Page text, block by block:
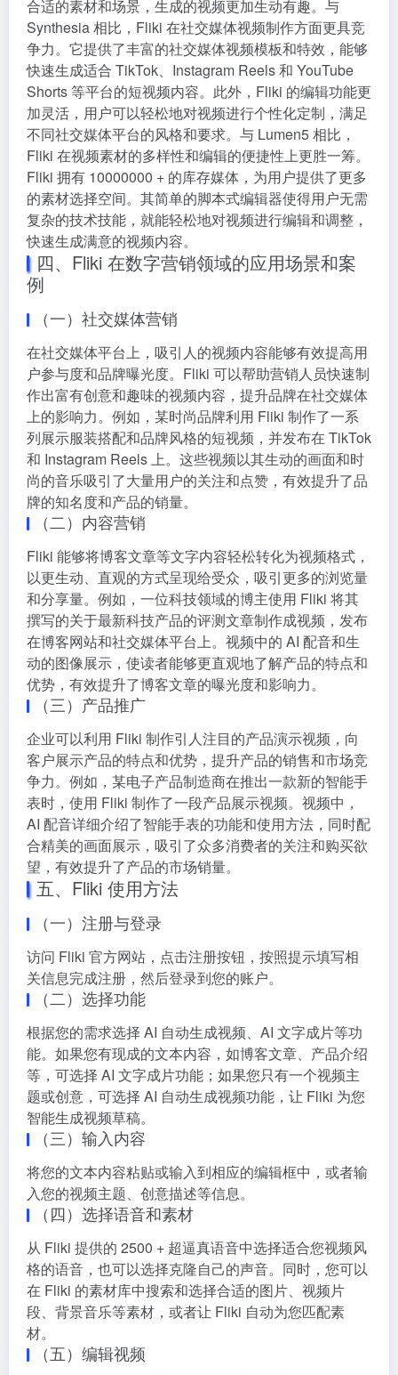
合适的素材和场景，生成的视频更加生动有趣。与
Synthesia 相比，Fliki 在社交媒体视频制作方面更具竞
争力。它提供了丰富的社交媒体视频模板和特效，能够
快速生成适合 TikTok、Instagram Reels 和 YouTube
Shorts 等平台的短视频内容。此外，Fliki 的编辑功能更
加灵活，用户可以轻松地对视频进行个性化定制，满足
不同社交媒体平台的风格和要求。与 Lumen5 相比，
Fliki 在视频素材的多样性和编辑的便捷性上更胜一筹。
Fliki 拥有 10000000 + 的库存媒体，为用户提供了更多
的素材选择空间。其简单的脚本式编辑器使得用户无需
复杂的技术技能，就能轻松地对视频进行编辑和调整，
快速生成满意的视频内容。
四、Fliki 在数字营销领域的应用场景和案
例
（一）社交媒体营销
在社交媒体平台上，吸引人的视频内容能够有效提高用
户参与度和品牌曝光度。Fliki 可以帮助营销人员快速制
作出富有创意和趣味的视频内容，提升品牌在社交媒体
上的影响力。例如，某时尚品牌利用 Fliki 制作了一系
列展示服装搭配和品牌风格的短视频，并发布在 TikTok
和 Instagram Reels 上。这些视频以其生动的画面和时
尚的音乐吸引了大量用户的关注和点赞，有效提升了品
牌的知名度和产品的销量。
（二）内容营销
Fliki 能够将博客文章等文字内容轻松转化为视频格式，
以更生动、直观的方式呈现给受众，吸引更多的浏览量
和分享量。例如，一位科技领域的博主使用 Fliki 将其
撰写的关于最新科技产品的评测文章制作成视频，发布
在博客网站和社交媒体平台上。视频中的 AI 配音和生
动的图像展示，使读者能够更直观地了解产品的特点和
优势，有效提升了博客文章的曝光度和影响力。
（三）产品推广
企业可以利用 Fliki 制作引人注目的产品演示视频，向
客户展示产品的特点和优势，提升产品的销售和市场竞
争力。例如，某电子产品制造商在推出一款新的智能手
表时，使用 Fliki 制作了一段产品展示视频。视频中，
AI 配音详细介绍了智能手表的功能和使用方法，同时配
合精美的画面展示，吸引了众多消费者的关注和购买欲
望，有效提升了产品的市场销量。
五、Fliki 使用方法
（一）注册与登录
访问 Fliki 官方网站，点击注册按钮，按照提示填写相
关信息完成注册，然后登录到您的账户。
（二）选择功能
根据您的需求选择 AI 自动生成视频、AI 文字成片等功
能。如果您有现成的文本内容，如博客文章、产品介绍
等，可选择 AI 文字成片功能；如果您只有一个视频主
题或创意，可选择 AI 自动生成视频功能，让 Fliki 为您
智能生成视频草稿。
（三）输入内容
将您的文本内容粘贴或输入到相应的编辑框中，或者输
入您的视频主题、创意描述等信息。
（四）选择语音和素材
从 Fliki 提供的 2500 + 超逼真语音中选择适合您视频风
格的语音，也可以选择克隆自己的声音。同时，您可以
在 Fliki 的素材库中搜索和选择合适的图片、视频片
段、背景音乐等素材，或者让 Fliki 自动为您匹配素
材。
（五）编辑视频